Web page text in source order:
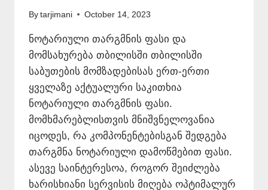
By tarjimani October 14, 2023
ნოტარიული თარგმნის ფასი და
მომსახურება თბილისში თბილისში
საბუთების მომზადებისას ერთ-ერთი
ყველაზე აქტუალური საკითხია
ნოტარიული თარგმნის ფასი.
მომხმარებლისთვის მნიშვნელოვანია
იცოდეს, რა კომპონენტებისგან შედგება
თარგმნა ნოტარიული დამოწმებით ფასი.
ასევე საინტერესოა, როგორ შეიძლება
ხარისხიანი სერვისის მიღება ოპტიმალურ